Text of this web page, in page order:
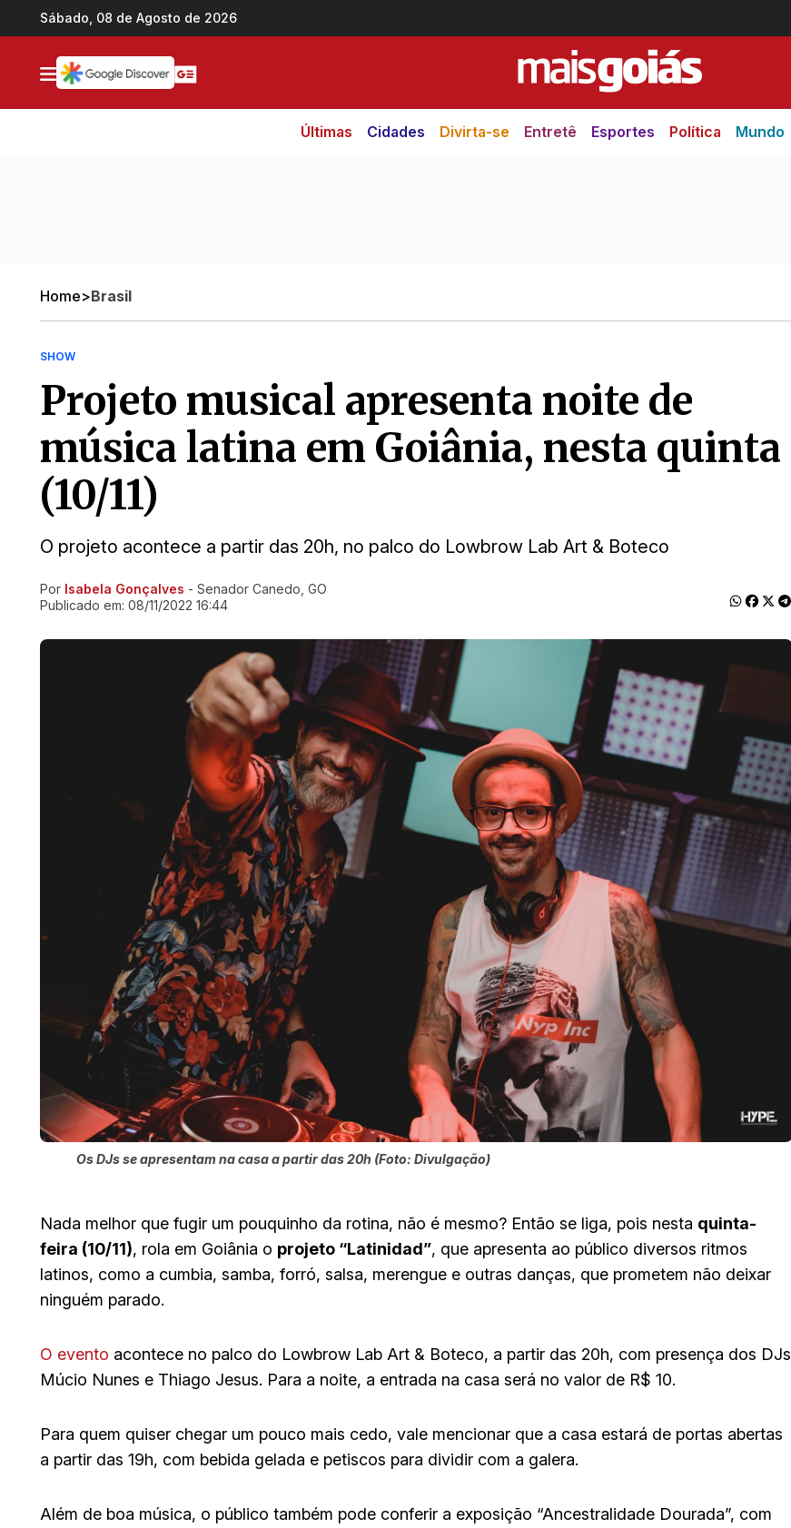
Ir direto pro conteúdo
Sábado, 08 de Agosto de 2026
Últimas Cidades Divirta-se Entretê Esportes Política Mundo
Home>Brasil
SHOW
Projeto musical apresenta noite de
música latina em Goiânia, nesta quinta
(10/11)
O projeto acontece a partir das 20h, no palco do Lowbrow Lab Art & Boteco
Ir direto pra matéria
Por Isabela Gonçalves - Senador Canedo, GO
Publicado em: 08/11/2022 16:44
Os DJs se apresentam na casa a partir das 20h (Foto: Divulgação)
Nada melhor que fugir um pouquinho da rotina, não é mesmo? Então se liga, pois nesta quinta-
feira (10/11), rola em Goiânia o projeto “Latinidad”, que apresenta ao público diversos ritmos
latinos, como a cumbia, samba, forró, salsa, merengue e outras danças, que prometem não deixar
ninguém parado.
O evento acontece no palco do Lowbrow Lab Art & Boteco, a partir das 20h, com presença dos DJs
Múcio Nunes e Thiago Jesus. Para a noite, a entrada na casa será no valor de R$ 10.
Para quem quiser chegar um pouco mais cedo, vale mencionar que a casa estará de portas abertas
a partir das 19h, com bebida gelada e petiscos para dividir com a galera.
Além de boa música, o público também pode conferir a exposição “Ancestralidade Dourada”, com